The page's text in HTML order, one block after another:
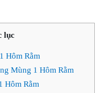
lục
Hôm Rằm
Mùng 1 Hôm Rằm
Hôm Rằm